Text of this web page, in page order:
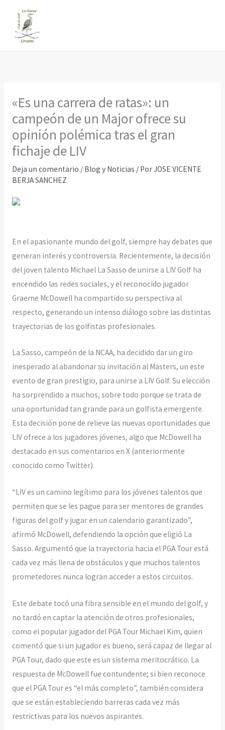
contenido
«Es una carrera de ratas»: un
campeón de un Major ofrece su
opinión polémica tras el gran
fichaje de LIV
Deja un comentario / Blog y Noticias / PorJOSE VICENTE
BERJA SANCHEZ
En el apasionante mundo del golf, siempre hay debates que
generan interés y controversia. Recientemente, la decisión
del joven talento Michael La Sasso de unirse a LIV Golf ha
encendido las redes sociales, y el reconocido jugador
Graeme McDowell ha compartido su perspectiva al
respecto, generando un intenso diálogo sobre las distintas
trayectorias de los golfistas profesionales.
La Sasso, campeón de la NCAA, ha decidido dar un giro
inesperado al abandonar su invitación al Masters, un este
evento de gran prestigio, para unirse a LIV Golf. Su elección
ha sorprendido a muchos, sobre todo porque se trata de
una oportunidad tan grande para un golfista emergente.
Esta decisión pone de relieve las nuevas oportunidades que
LIV ofrece a los jugadores jóvenes, algo que McDowell ha
destacado en sus comentarios en X (anteriormente
conocido como Twitter).
“LIV es un camino legítimo para los jóvenes talentos que
permiten que se les pague para ser mentores de grandes
figuras del golf y jugar en un calendario garantizado”,
afirmó McDowell, defendiendo la opción que eligió La
Sasso. Argumentó que la trayectoria hacia el PGA Tour está
cada vez más llena de obstáculos y que muchos talentos
prometedores nunca logran acceder a estos circuitos.
Este debate tocó una fibra sensible en el mundo del golf, y
no tardó en captar la atención de otros profesionales,
como el popular jugador del PGA Tour Michael Kim, quien
comentó que si un jugador es bueno, será capaz de llegar al
PGA Tour, dado que este es un sistema meritocrático. La
respuesta de McDowell fue contundente; si bien reconoce
que el PGA Tour es “el más completo”, también considera
que se están estableciendo barreras cada vez más
restrictivas para los nuevos aspirantes.